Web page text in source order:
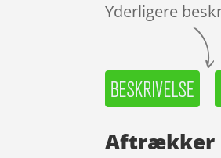
Yderligere
Aftrækker